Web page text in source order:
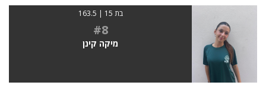
בת 15 | 163.5
#8
מיקה קינן